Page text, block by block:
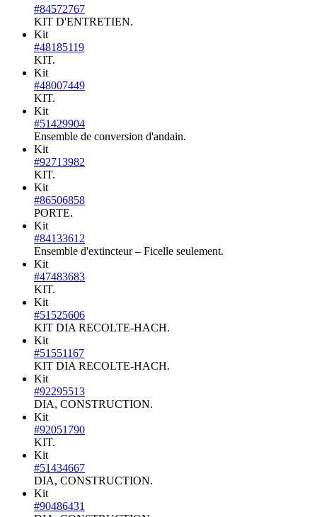
#84572767
KIT D'ENTRETIEN.
Kit
#48185119
KIT.
Kit
#48007449
KIT.
Kit
#51429904
Ensemble de conversion d'andain.
Kit
#92713982
KIT.
Kit
#86506858
PORTE.
Kit
#84133612
Ensemble d'extincteur – Ficelle seulement.
Kit
#47483683
KIT.
Kit
#51525606
KIT DIA RECOLTE-HACH.
Kit
#51551167
KIT DIA RECOLTE-HACH.
Kit
#92295513
DIA, CONSTRUCTION.
Kit
#92051790
KIT.
Kit
#51434667
DIA, CONSTRUCTION.
Kit
#90486431